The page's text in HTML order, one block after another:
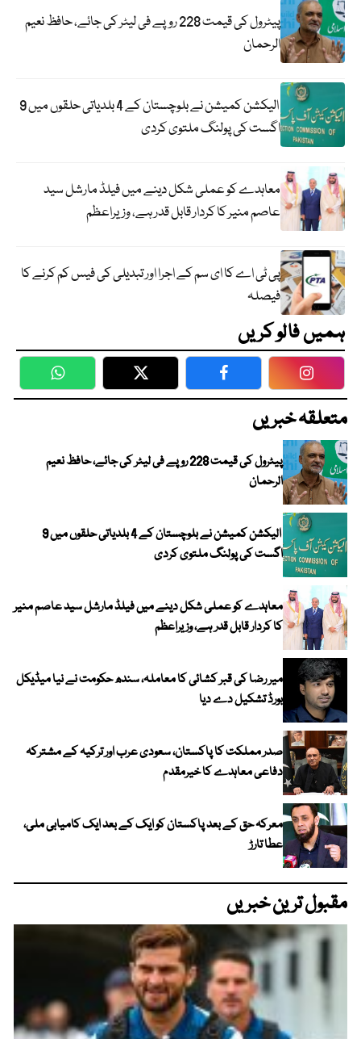
پیٹرول کی قیمت 228 روپے فی لیٹر کی جائے، حافظ نعیم
الرحمان
الیکشن کمیشن نے بلوچستان کے 4 بلدیاتی حلقوں میں 9
اگست کی پولنگ ملتوی کردی
معاہدے کو عملی شکل دینے میں فیلڈ مارشل سید
عاصم منیر کا کردار قابل قدر ہے، وزیراعظم
پی ٹی اے کا ای سم کے اجرا اور تبدیلی کی فیس کم کرنے کا
فیصلہ
ہمیں فالو کریں
WhatsApp Twitter Facebook
متعلقہ خبریں
پیٹرول کی قیمت 228 روپے فی لیٹر کی جائے، حافظ نعیم
الرحمان
الیکشن کمیشن نے بلوچستان کے 4 بلدیاتی حلقوں میں 9
اگست کی پولنگ ملتوی کردی
معاہدے کو عملی شکل دینے میں فیلڈ مارشل سید عاصم منیر
کا کردار قابل قدر ہے، وزیراعظم
میر رضا کی قبر کشائی کا معاملہ، سندھ حکومت نے نیا میڈیکل
بورڈ تشکیل دے دیا
صدر مملکت کا پاکستان، سعودی عرب اور ترکیہ کے مشترکہ
دفاعی معاہدے کا خیرمقدم
معرکہ حق کے بعد پاکستان کو ایک کے بعد ایک کامیابی ملی،
عطا تارڑ
مقبول ترین خبریں